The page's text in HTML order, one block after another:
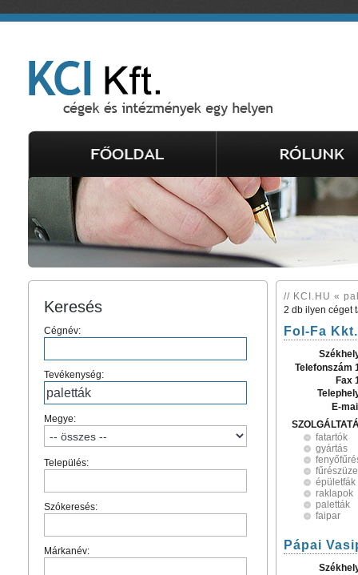
Keresés
Cégnév:
Tevékenység:
Megye:
Település:
Szókeresés:
Márkanév:
// KCI.HU «
2 db ilyen céget
Fol-Fa Kkt.
Telefonszám
Fax
E-
fatartók
gyártás
épületfák
raklapok
paletták
faipar
Pápai